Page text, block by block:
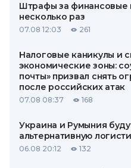
Штрафы за финансовые
несколько раз
07.08 12:03 261
Налоговые каникулы и
экономические зоны:
почты» призвал снять
после российских атак
07.08 08:37 168
Украина и Румыния
альтернативную
06.08 20:12 132